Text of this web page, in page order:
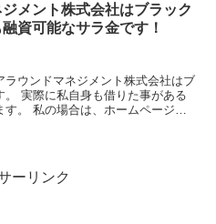
ジメント株式会社はブラック
資可能なサラ金です！
ウンドマネジメント株式会社はブ
実際に私自身も借りた事がある
。 私の場合は、ホームページか
ーリンク